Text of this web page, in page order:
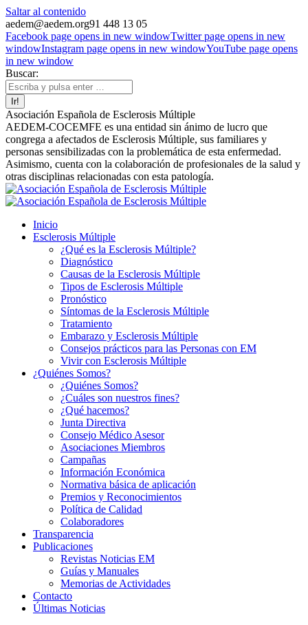
Saltar al contenido
aedem@aedem.org91 448 13 05
Facebook page opens in new windowTwitter page opens in new
windowInstagram page opens in new windowYouTube page opens
in new window
Buscar:
Asociación Española de Esclerosis Múltiple
AEDEM-COCEMFE es una entidad sin ánimo de lucro que
congrega a afectados de Esclerosis Múltiple, sus familiares y
personas sensibilizadas con la problemática de esta enfermedad.
Asimismo, cuenta con la colaboración de profesionales de la salud y
otras disciplinas relacionadas con esta patología.
Inicio
Esclerosis Múltiple
¿Qué es la Esclerosis Múltiple?
Diagnóstico
Causas de la Esclerosis Múltiple
Tipos de Esclerosis Múltiple
Pronóstico
Síntomas de la Esclerosis Múltiple
Tratamiento
Embarazo y Esclerosis Múltiple
Consejos prácticos para las Personas con EM
Vivir con Esclerosis Múltiple
¿Quiénes Somos?
¿Quiénes Somos?
¿Cuáles son nuestros fines?
¿Qué hacemos?
Junta Directiva
Consejo Médico Asesor
Asociaciones Miembros
Campañas
Información Económica
Normativa básica de aplicación
Premios y Reconocimientos
Política de Calidad
Colaboradores
Transparencia
Publicaciones
Revistas Noticias EM
Guías y Manuales
Memorias de Actividades
Contacto
Últimas Noticias